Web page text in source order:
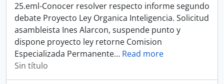
25.eml-Conocer resolver respecto informe segundo
debate Proyecto Ley Organica Inteligencia. Solicitud
asambleista Ines Alarcon, suspende punto y
dispone proyecto ley retorne Comision
Especializada Permanente… Read more
Sin título